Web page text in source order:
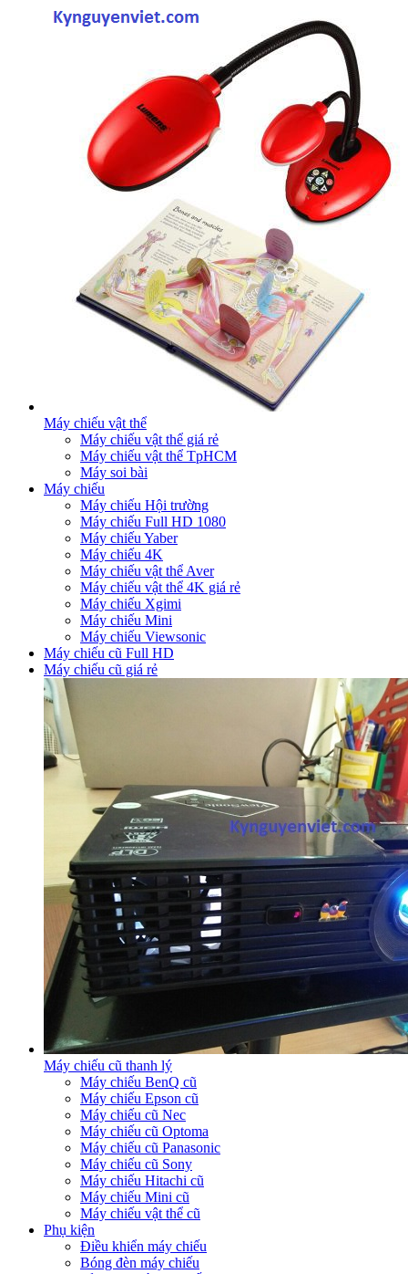
Máy chiếu vật thể
Máy chiếu vật thể giá rẻ
Máy chiếu vật thể TpHCM
Máy soi bài
Máy chiếu
Máy chiếu Hội trường
Máy chiếu Full HD 1080
Máy chiếu Yaber
Máy chiếu 4K
Máy chiếu vật thể Aver
Máy chiếu vật thể 4K giá rẻ
Máy chiếu Xgimi
Máy chiếu Mini
Máy chiếu Viewsonic
Máy chiếu cũ Full HD
Máy chiếu cũ giá rẻ
Máy chiếu cũ thanh lý
Máy chiếu BenQ cũ
Máy chiếu Epson cũ
Máy chiếu cũ Nec
Máy chiếu cũ Optoma
Máy chiếu cũ Panasonic
Máy chiếu cũ Sony
Máy chiếu Hitachi cũ
Máy chiếu Mini cũ
Máy chiếu vật thể cũ
Phụ kiện
Điều khiển máy chiếu
Bóng đèn máy chiếu